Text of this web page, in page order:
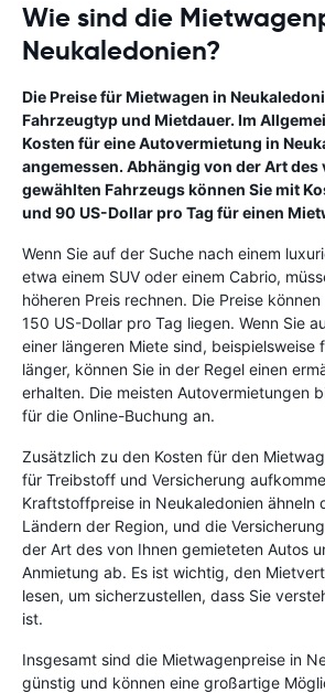
Wie sind die
Neukaledonien?
Die Preise für Mietwagen in
Fahrzeugtyp und Mietdauer. Im
Kosten für eine Autovermietung in
angemessen. Abhängig von der Art des
gewählten Fahrzeugs können Sie mit
und 90 US-Dollar pro Tag für einen
Wenn Sie auf der Suche nach einem
etwa einem SUV oder einem Cabrio,
höheren Preis rechnen. Die Preise
150 US-Dollar pro Tag liegen. Wenn Sie
einer längeren Miete sind, beispielsweise
länger, können Sie in der Regel einen
erhalten. Die meisten Autovermietungen
für die Online-Buchung an.
Zusätzlich zu den Kosten für den
für Treibstoff und Versicherung
Kraftstoffpreise in Neukaledonien ähneln
Ländern der Region, und die
der Art des von Ihnen gemieteten Autos
Anmietung ab. Es ist wichtig, den
lesen, um sicherzustellen, dass Sie
ist.
Insgesamt sind die Mietwagenpreise in
günstig und können eine großartige